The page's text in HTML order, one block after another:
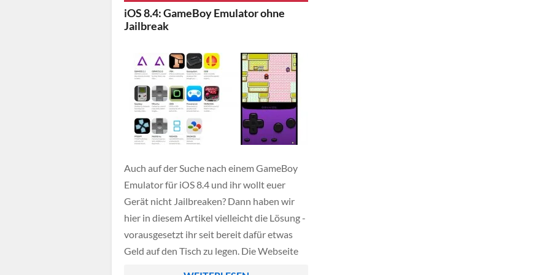
im Oktober […]
iOS 8.4: GameBoy Emulator ohne
Jailbreak
Auch auf der Suche nach einem GameBoy
Emulator für iOS 8.4 und ihr wollt euer
Gerät nicht Jailbreaken? Dann haben wir
hier in diesem Artikel vielleicht die Lösung -
vorausgesetzt ihr seit bereit dafür etwas
Geld auf den Tisch zu legen. Die Webseite